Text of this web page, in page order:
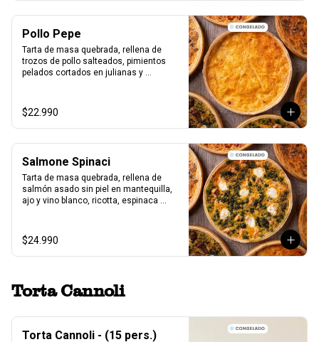
Pollo Pepe
Tarta de masa quebrada, rellena de
trozos de pollo salteados, pimientos
pelados cortados en julianas y
Bandeja al vacío, 4-6 porc.
Producto Congelado ❄️
$22.990
Salmone Spinaci
Tarta de masa quebrada, rellena de
salmón asado sin piel en mantequilla,
ajo y vino blanco, ricotta, espinaca
Producto Congelado ❄️
$24.990
Torta Cannoli
Torta Cannoli - (15 pers.)